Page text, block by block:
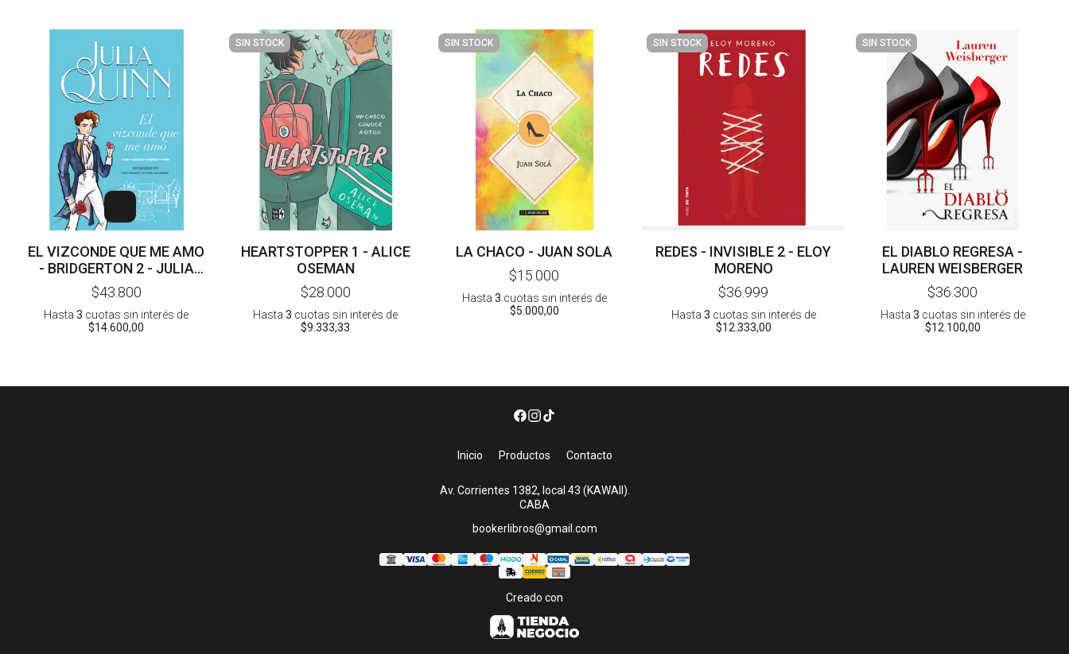
EL VIZCONDE QUE ME AMO
- BRIDGERTON 2 - JULIA
QUINN
$43.800
Hasta3 cuotas sin interés de
$14.600,00
SIN STOCK
HEARTSTOPPER 1 - ALICE
OSEMAN
$28.000
Hasta3 cuotas sin interés de
$9.333,33
SIN STOCK
LA CHACO - JUAN SOLA
$15.000
Hasta 3 cuotas sin interés de
$5.000,00
SIN STOCK
REDES - INVISIBLE 2 - ELOY
MORENO
$36.999
Hasta 3 cuotas sin interés de
$12.333,00
SIN STOCK
EL DIABLO REGRESA -
LAUREN WEISBERGER
$36.300
Hasta 3 cuotas sin interés de
$12.100,00
Inicio Productos Contacto
Av. Corrientes 1382, local 43 (KAWAII).
CABA
bookerlibros@gmail.com
Creado con